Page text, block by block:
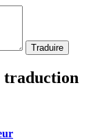
traduction